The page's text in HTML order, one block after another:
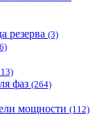
резерва (3)
фаз (264)
мощности (112)